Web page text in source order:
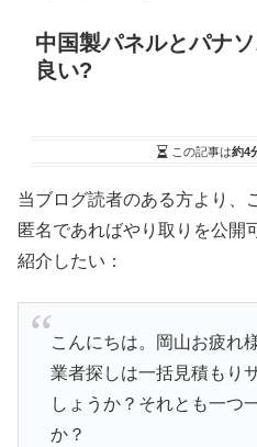
中国製パネルとパナ
良い?
この記事は約4
当ブログ読者のある方より、
匿名であればやり取りを公開
紹介したい：
こんにちは。岡山お疲れ
業者探しは一括見積もり
しょうか？それとも一つ
か？